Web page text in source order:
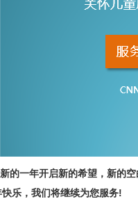
新的一年开启新的希望，新的
快乐，我们将继续为您服务!